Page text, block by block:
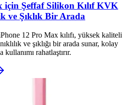
için Şeffaf Silikon Kılıf KVK
ve Şıklık Bir Arada
12 Pro Max kılıfı, yüksek kaliteli
ve şıklığı bir arada sunar, kolay
rahatlaştırır.